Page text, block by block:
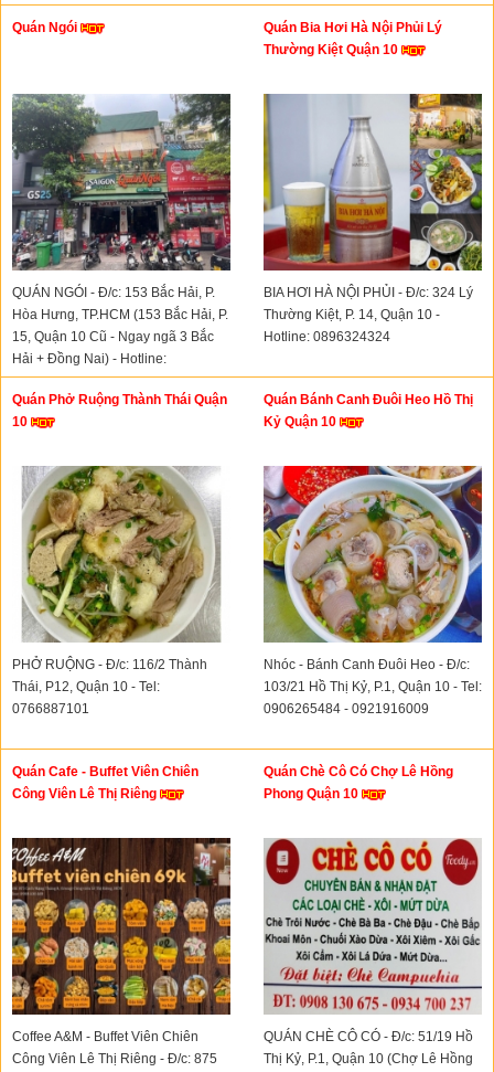
0907751904
Quán Ngói
QUÁN NGÓI - Đ/c: 153 Bắc Hải, P.
Hòa Hưng, TP.HCM (153 Bắc Hải, P.
15, Quận 10 Cũ - Ngay ngã 3 Bắc
Hải + Đồng Nai) - Hotline:
0907751904
Quán Bia Hơi Hà Nội Phủi Lý
Thường Kiệt Quận 10
BIA HƠI HÀ NỘI PHỦI - Đ/c: 324 Lý
Thường Kiệt, P. 14, Quận 10 -
Hotline: 0896324324
Quán Phở Ruộng Thành Thái Quận
10
PHỞ RUỘNG - Đ/c: 116/2 Thành
Thái, P12, Quận 10 - Tel:
0766887101
Quán Bánh Canh Đuôi Heo Hồ Thị
Kỷ Quận 10
Nhóc - Bánh Canh Đuôi Heo - Đ/c:
103/21 Hồ Thị Kỷ, P.1, Quận 10 - Tel:
0906265484 - 0921916009
Quán Cafe - Buffet Viên Chiên
Công Viên Lê Thị Riêng
Coffee A&M - Buffet Viên Chiên
Công Viên Lê Thị Riêng - Đ/c: 875
Quán Chè Cô Có Chợ Lê Hồng
Phong Quận 10
QUÁN CHÈ CÔ CÓ - Đ/c: 51/19 Hồ
Thị Kỷ, P.1, Quận 10 (Chợ Lê Hồng